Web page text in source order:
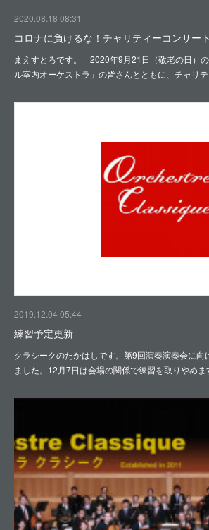
2020.08.18 08:31
コロナに負けるな！チャリティーコンサート
まえすとろです。 2020年9月21日（敬老の日）
ル室内オーケストラ」の皆さんとともに、チャリ
2019.12.04 05:44
練習予定更新
クラシークのたかはしです。第9回演奏演奏会に向
ました。12月7日は会場の関係で練習を取りやめ